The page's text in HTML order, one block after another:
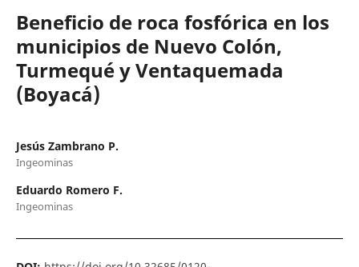
Beneficio de roca fosfórica en los
municipios de Nuevo Colón,
Turmequé y Ventaquemada
(Boyacá)
Jesús Zambrano P.
Ingeominas
Eduardo Romero F.
Ingeominas